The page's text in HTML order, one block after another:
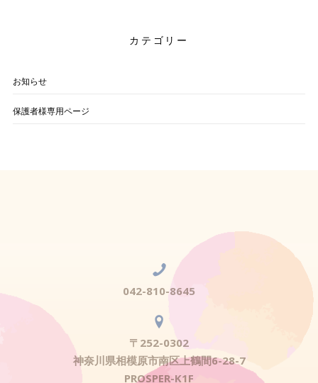
カテゴリー
お知らせ
保護者様専用ページ
042-810-8645
〒252-0302
神奈川県相模原市南区上鶴間6-28-7
PROSPER-K1F